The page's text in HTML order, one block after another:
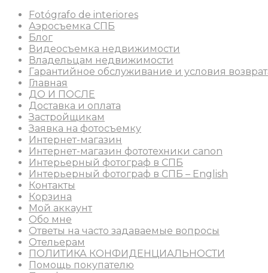
Fotógrafo de interiores
Аэросъемка СПБ
Блог
Видеосъемка недвижимости
Владельцам недвижимости
Гарантийное обслуживание и условия
Главная
ДО И ПОСЛЕ
Доставка и оплата
Застройщикам
Заявка на фотосъемку
Интернет-магазин
Интернет-магазин фототехники canon
Интерьерный фотограф в СПБ
Интерьерный фотограф в СПБ – English
Контакты
Корзина
Мой аккаунт
Обо мне
Ответы на часто задаваемые вопросы
Отельерам
ПОЛИТИКА КОНФИДЕНЦИАЛЬНОСТИ
Помощь покупателю